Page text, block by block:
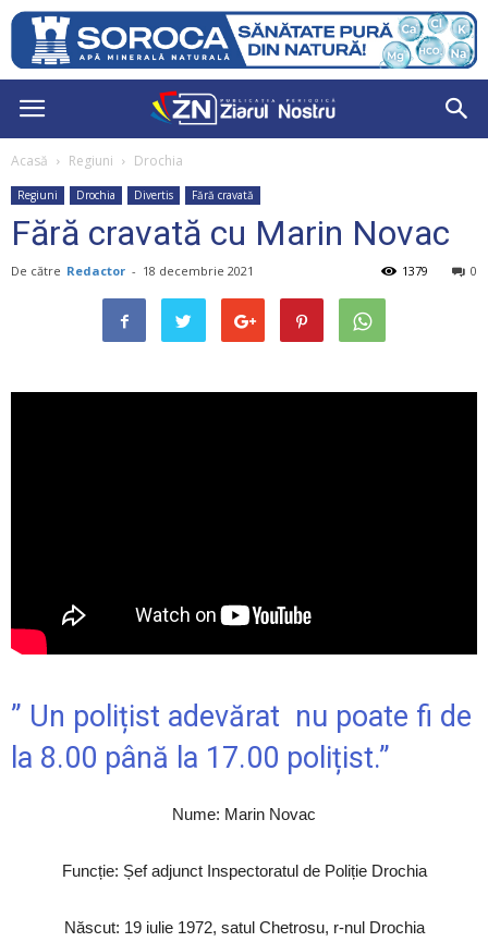
Acasă Regiuni Drochia
Regiuni Drochia Divertis Fără cravată
Fără cravată cu Marin Novac
De către Redactor - 18 decembrie 2021 0
1379
” Un polițist adevărat nu poate fi de
la 8.00 până la 17.00 polițist.”
Nume: Marin Novac
Funcție: Șef adjunct Inspectoratul de Poliție Drochia
Născut: 19 iulie 1972, satul Chetrosu, r-nul Drochia